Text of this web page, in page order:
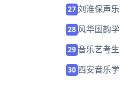
27刘淮保声
28 风华国韵
29音乐艺考
30西安音乐